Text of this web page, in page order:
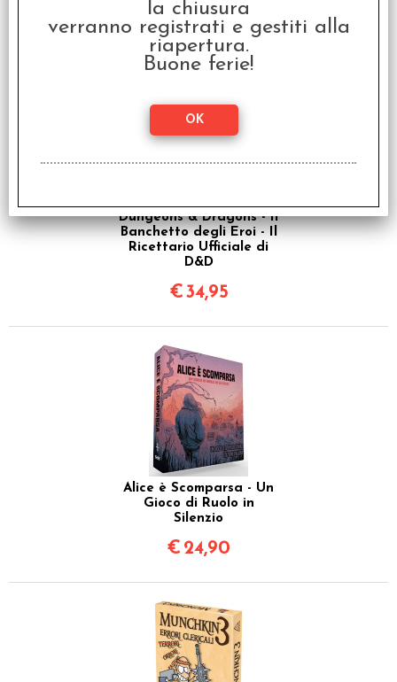
€49,99
Dungeons & Dragons - Il
Banchetto degli Eroi - Il
Ricettario Ufficiale di
D&D
€34,95
Alice è Scomparsa - Un
Gioco di Ruolo in
Silenzio
€ 24,90
la chiusura
verranno registrati e gestiti alla
riapertura.
Buone ferie!